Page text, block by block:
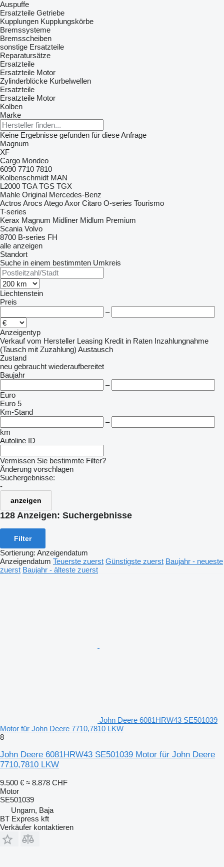
Auspuffe
Ersatzteile Getriebe
Kupplungen Kupplungskörbe
Bremssysteme
Bremsscheiben
sonstige Ersatzteile
Reparatursätze
Ersatzteile
Ersatzteile Motor
Zylinderblöcke Kurbelwellen
Ersatzteile
Ersatzteile Motor
Kolben
Marke
Keine Ergebnisse gefunden für diese Anfrage
Magnum
XF
Cargo Mondeo
6090 7710 7810
Kolbenschmidt MAN
L2000 TGA TGS TGX
Mahle Original Mercedes-Benz
Actros Arocs AtegoAxor Citaro O-series Tourismo
T-series
Kerax Magnum Midliner Midlum Premium
Scania Volvo
8700 B-series FH
alle anzeigen
Standort
Suche in einem bestimmten Umkreis
Liechtenstein
Preis
–
Anzeigentyp
Verkauf vom Hersteller Leasing Kredit in Raten Inzahlungnahme
(Tausch mit Zuzahlung) Austausch
Zustand
neu gebraucht wiederaufbereitet
Baujahr
–
Euro
Euro 5
Km-Stand
–
km
Autoline ID
Vermissen Sie bestimmte Filter?
Änderung vorschlagen
Suchergebnisse:
-
anzeigen
128 Anzeigen: Suchergebnisse
Filter
Sortierung: Anzeigendatum
Anzeigendatum Teuerste zuerst Günstigste zuerst Baujahr - neueste
zuerst Baujahr - älteste zuerst
John Deere 6081HRW43 SE501039
Motor für John Deere 7710,7810 LKW
8
John Deere 6081HRW43 SE501039 Motor für John Deere
7710,7810 LKW
9.500 € ≈ 8.878 CHF
Motor
SE501039
Ungarn, Baja
BT Express kft
Verkäufer kontaktieren